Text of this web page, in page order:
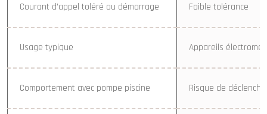
Courant d’appel toléré au démarrage Faible tolérance
Usage typique Appareils
Comportement avec pompe piscine Risque de